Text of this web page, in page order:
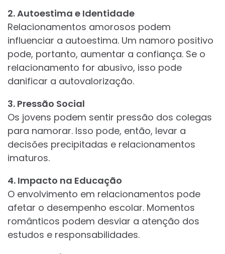
2. Autoestima e Identidade
Relacionamentos amorosos podem
influenciar a autoestima. Um namoro positivo
pode, portanto, aumentar a confiança. Se o
relacionamento for abusivo, isso pode
danificar a autovalorização.
3. Pressão Social
Os jovens podem sentir pressão dos colegas
para namorar. Isso pode, então, levar a
decisões precipitadas e relacionamentos
imaturos.
4. Impacto na Educação
O envolvimento em relacionamentos pode
afetar o desempenho escolar. Momentos
românticos podem desviar a atenção dos
estudos e responsabilidades.